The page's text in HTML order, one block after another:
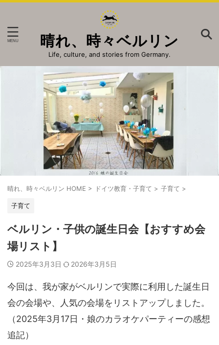
晴れ、時々ベルリン
Life, culture, and stories from Germany.
晴れ、時々ベルリン HOME > ドイツ教育・子育て > 子育て >
子育て
ベルリン・子供の誕生日会【おすすめ会
場リスト】
2025年3月3日 2026年3月5日
今回は、我が家がベルリンで実際に利用した誕生日
会の会場や、人気の会場をリストアップしました。
（2025年3月17日・娘のカラオケパーティーの感想
追記）